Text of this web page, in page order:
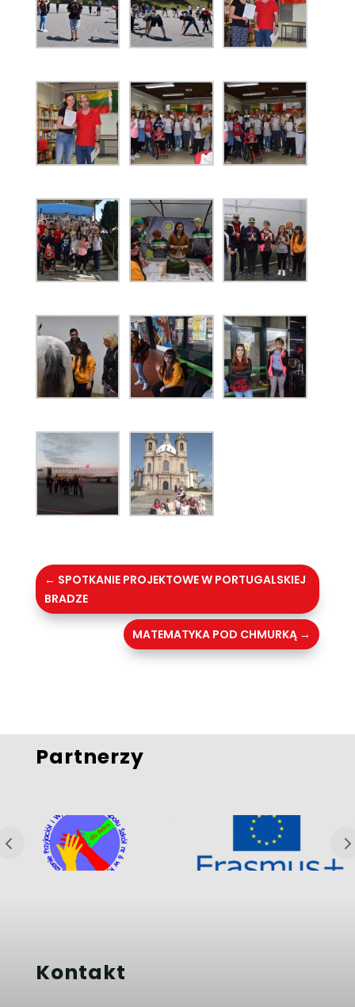
← SPOTKANIE PROJEKTOWE W PORTUGALSKIEJ
BRADZE
MATEMATYKA POD CHMURKĄ →
Partnerzy
Kontakt